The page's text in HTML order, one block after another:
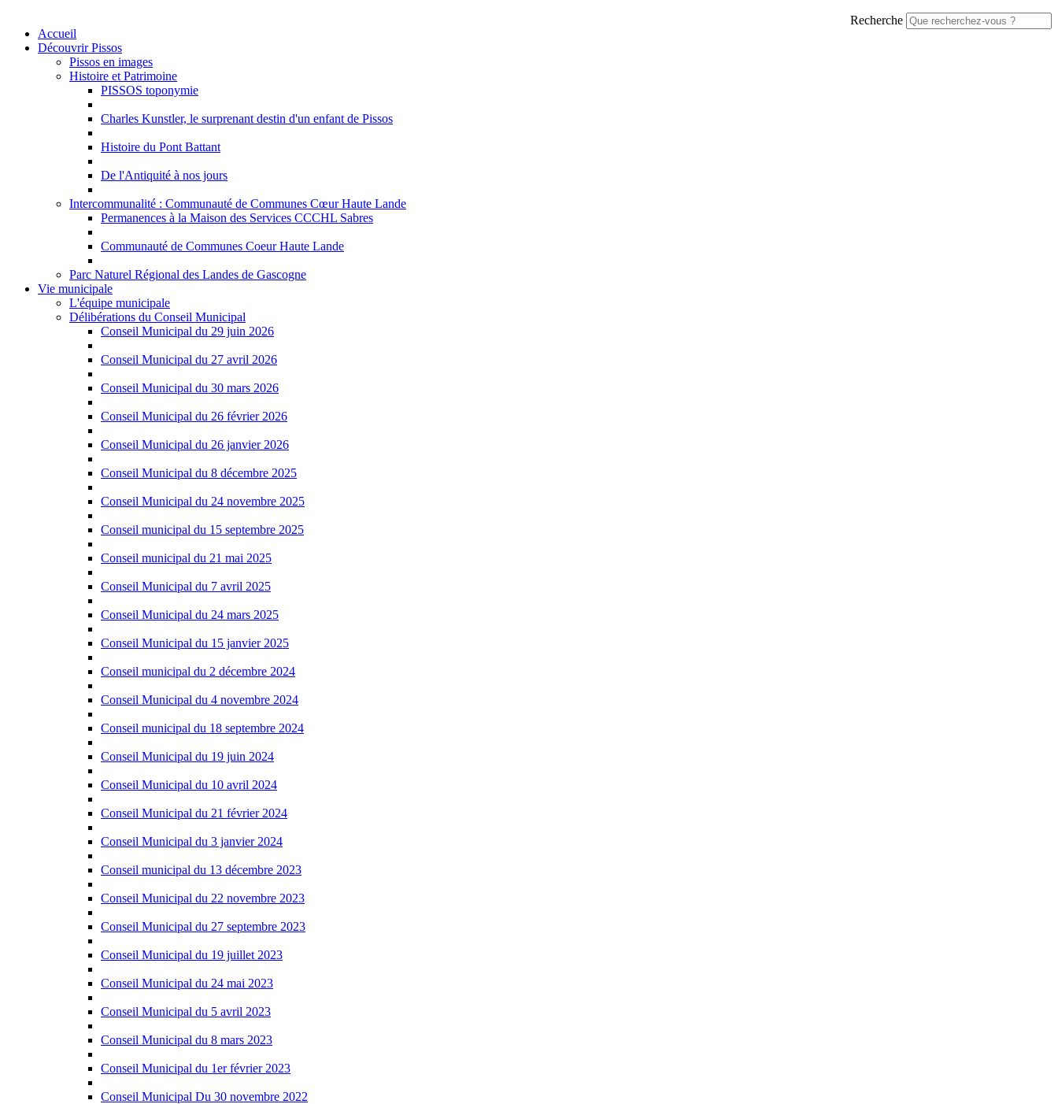
Recherche
Accueil
Découvrir Pissos
Pissos en images
Histoire et Patrimoine
PISSOS toponymie
Charles Kunstler, le surprenant destin d'un enfant de Pissos
Histoire du Pont Battant
De l'Antiquité à nos jours
Intercommunalité : Communauté de Communes Cœur Haute Lande
Permanences à la Maison des Services CCCHL Sabres
Communauté de Communes Coeur Haute Lande
Parc Naturel Régional des Landes de Gascogne
Vie municipale
L'équipe municipale
Délibérations du Conseil Municipal
Conseil Municipal du 29 juin 2026
Conseil Municipal du 27 avril 2026
Conseil Municipal du 30 mars 2026
Conseil Municipal du 26 février 2026
Conseil Municipal du 26 janvier 2026
Conseil Municipal du 8 décembre 2025
Conseil Municipal du 24 novembre 2025
Conseil municipal du 15 septembre 2025
Conseil municipal du 21 mai 2025
Conseil Municipal du 7 avril 2025
Conseil Municipal du 24 mars 2025
Conseil Municipal du 15 janvier 2025
Conseil municipal du 2 décembre 2024
Conseil Municipal du 4 novembre 2024
Conseil municipal du 18 septembre 2024
Conseil Municipal du 19 juin 2024
Conseil Municipal du 10 avril 2024
Conseil Municipal du 21 février 2024
Conseil Municipal du 3 janvier 2024
Conseil municipal du 13 décembre 2023
Conseil Municipal du 22 novembre 2023
Conseil Municipal du 27 septembre 2023
Conseil Municipal du 19 juillet 2023
Conseil Municipal du 24 mai 2023
Conseil Municipal du 5 avril 2023
Conseil Municipal du 8 mars 2023
Conseil Municipal du 1er février 2023
Conseil Municipal Du 30 novembre 2022